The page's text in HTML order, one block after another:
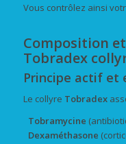
Vous contrôlez ainsi
Composition
Tobradex
Principe actif et
Le collyre Tobradex
Tobramycine
Dexaméthasone